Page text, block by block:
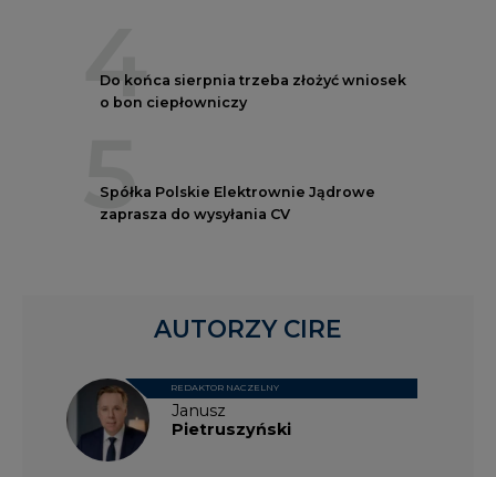
4
Do końca sierpnia trzeba złożyć wniosek
o bon ciepłowniczy
5
Spółka Polskie Elektrownie Jądrowe
zaprasza do wysyłania CV
Janusz
Pietruszyński
REDAKTOR NACZELNY
AUTORZY CIRE